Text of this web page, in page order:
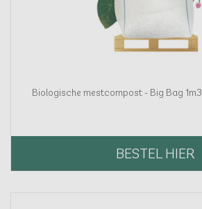
Biologische mestcompost - Big Bag 1m3
BESTEL HIER